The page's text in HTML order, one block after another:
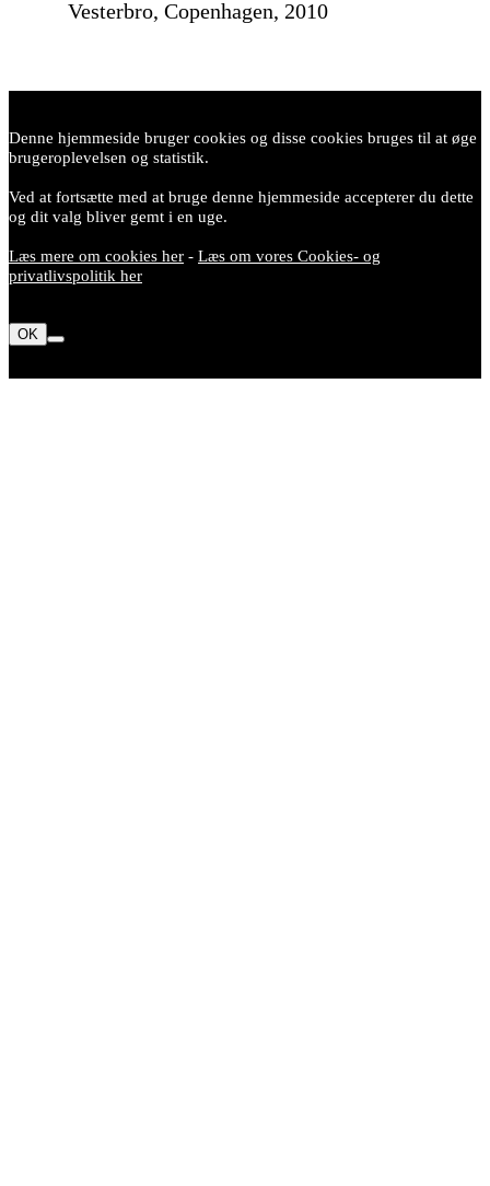
Vesterbro, Copenhagen, 2010
Denne hjemmeside bruger cookies og disse cookies bruges til at øge
brugeroplevelsen og statistik.
Ved at fortsætte med at bruge denne hjemmeside accepterer du dette
og dit valg bliver gemt i en uge.
Læs mere om cookies her - Læs om vores Cookies- og
privatlivspolitik her
OK